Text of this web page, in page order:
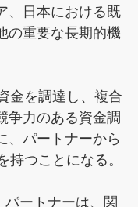
、日本における既
の重要な長期的機
金を調達し、複合
争力のある資金調
、パートナーから
つことになる。
パートナーは、関